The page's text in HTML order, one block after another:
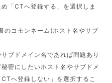
「CTへ登録する」を選択しま
のコモンネーム(ホスト名やサブ
ブドメイン名であれば問題あり
密にしたいホスト名やサブドメ
へ登録しない」を選択するこ